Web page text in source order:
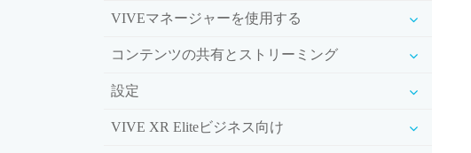
VIVEマネージャーを使用する
コンテンツの共有とストリーミング
設定
VIVE XR Eliteビジネス向け